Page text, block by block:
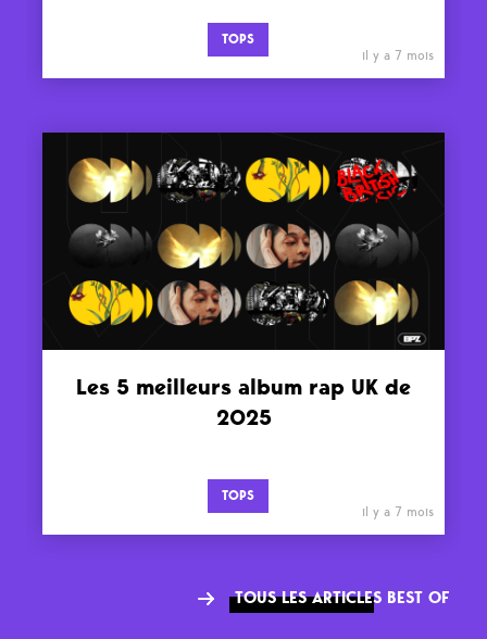
TOPS
il y a 7 mois
Les 5 meilleurs album rap UK de
2025
TOPS
il y a 7 mois
TOUS LES ARTICLES BEST OF